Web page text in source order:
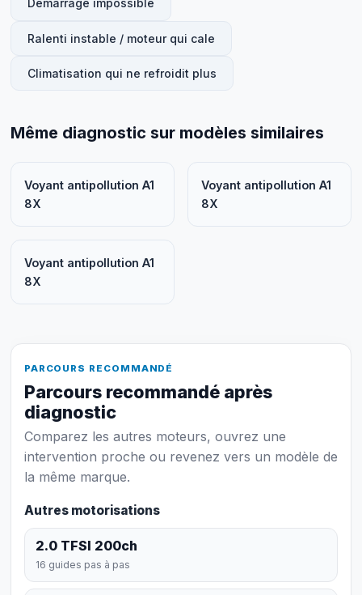
Démarrage impossible
Ralenti instable / moteur qui cale
Climatisation qui ne refroidit plus
Même diagnostic sur modèles similaires
Voyant antipollution A1
8X
Voyant antipollution A1
8X
Voyant antipollution A1
8X
PARCOURS RECOMMANDÉ
Parcours recommandé après
diagnostic
Comparez les autres moteurs, ouvrez une
intervention proche ou revenez vers un modèle de
la même marque.
Autres motorisations
2.0 TFSI 200ch
16 guides pas à pas